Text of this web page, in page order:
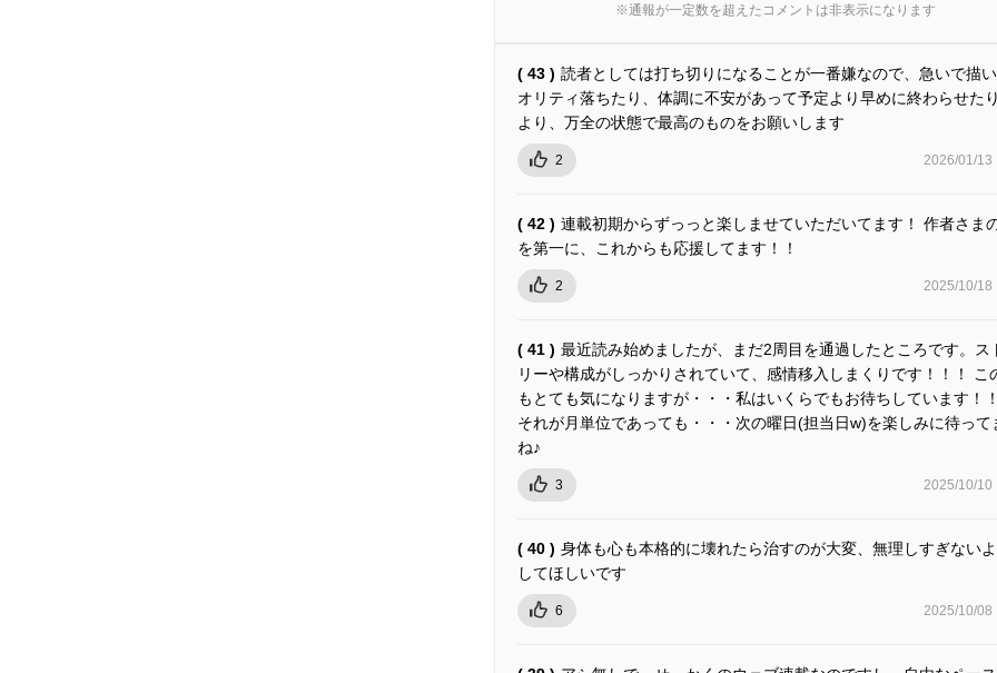
※通報が一定数を超えたコメントは非表示になります
( 43 ) 読者としては打ち切りになることが一番嫌なので、急いで描
オリティ落ちたり、体調に不安があって予定より早めに終わらせた
より、万全の状態で最高のものをお願いします
2 2026/01/13
( 42 ) 連載初期からずっっと楽しませていただいてます！ 作者さま
を第一に、これからも応援してます！！
2 2025/10/18
( 41 ) 最近読み始めましたが、まだ2周目を通過したところです。ス
リーや構成がしっかりされていて、感情移入しまくりです！！！ こ
もとても気になりますが・・・私はいくらでもお待ちしています！！
それが月単位であっても・・・次の曜日(担当日w)を楽しみに待って
ね♪
3 2025/10/10
( 40 ) 身体も心も本格的に壊れたら治すのが大変、無理しすぎない
してほしいです
6 2025/10/08